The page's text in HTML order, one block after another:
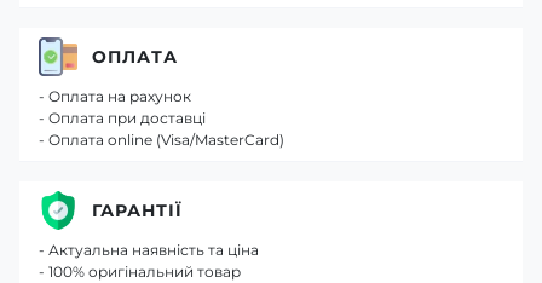
ОПЛАТА
- Оплата на рахунок
- Оплата при доставці
- Оплата online (Visa/MasterCard)
ГАРАНТІЇ
- Актуальна наявність та ціна
- 100% оригінальний товар